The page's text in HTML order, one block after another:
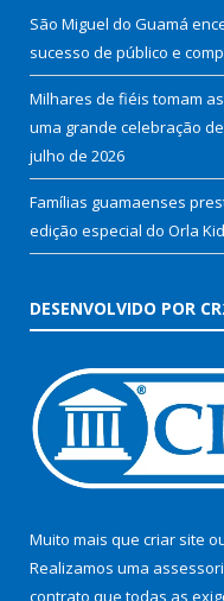
São Miguel do Guamá
sucesso de público e
Milhares de fiéis tomam
uma grande celebração
julho de 2026
Famílias guamaenses
edição especial do Orla
DESENVOLVIDO POR
Muito mais que criar site
Realizamos uma
contrato que todas as